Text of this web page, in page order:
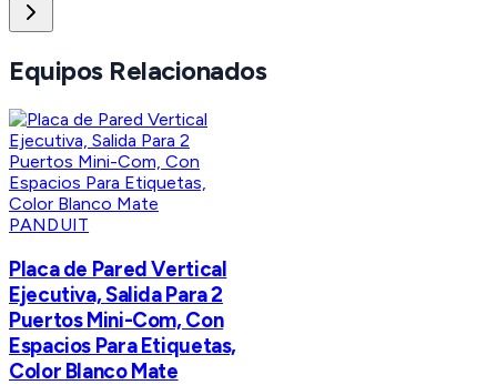
Equipos Relacionados
PANDUIT
Placa de Pared Vertical
Ejecutiva, Salida Para 2
Puertos Mini-Com, Con
Espacios Para Etiquetas,
Color Blanco Mate